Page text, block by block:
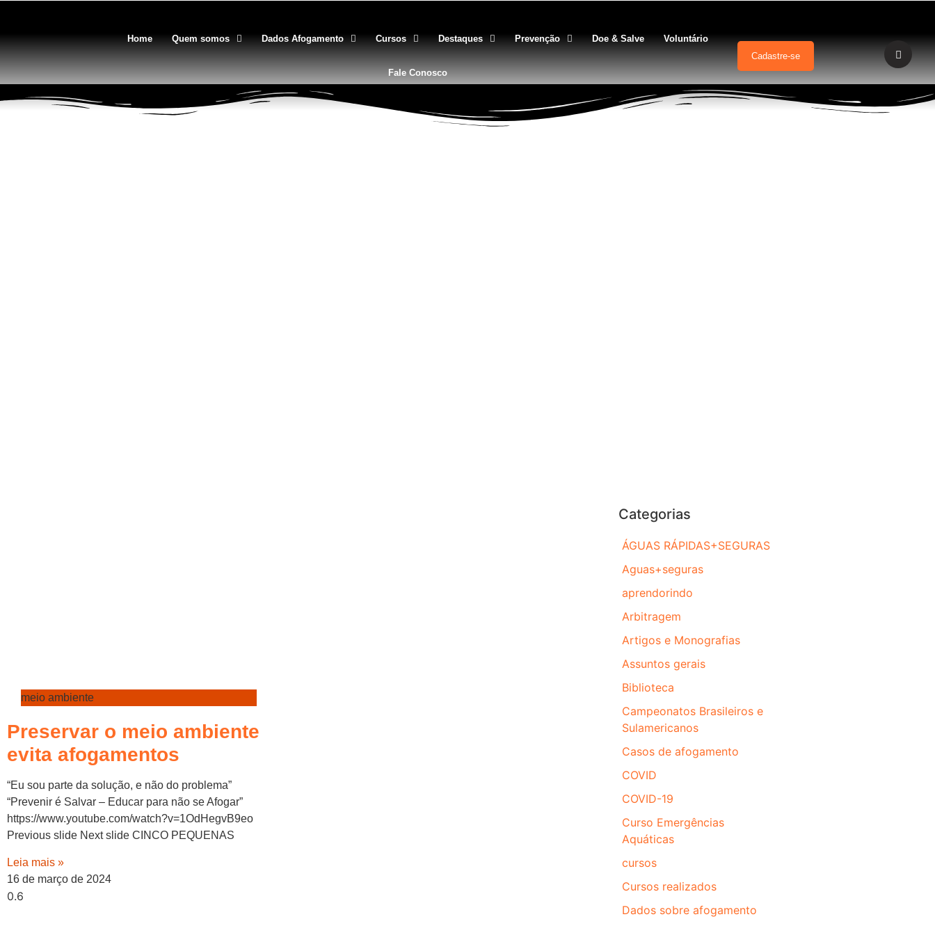
Home Quem somos Dados Afogamento Cursos Destaques Prevenção Doe & Salve Voluntário
Fale Conosco
Cadastre-se
meio ambiente
Preservar o meio ambiente
evita afogamentos
“Eu sou parte da solução, e não do problema”
“Prevenir é Salvar – Educar para não se Afogar”
https://www.youtube.com/watch?v=1OdHegvB9eo
Previous slide Next slide CINCO PEQUENAS
Leia mais »
16 de março de 2024
Categorias
ÁGUAS RÁPIDAS+SEGURAS
Aguas+seguras
aprendorindo
Arbitragem
Artigos e Monografias
Assuntos gerais
Biblioteca
Campeonatos Brasileiros e
Sulamericanos
Casos de afogamento
COVID
COVID-19
Curso Emergências
Aquáticas
cursos
Cursos realizados
Dados sobre afogamento